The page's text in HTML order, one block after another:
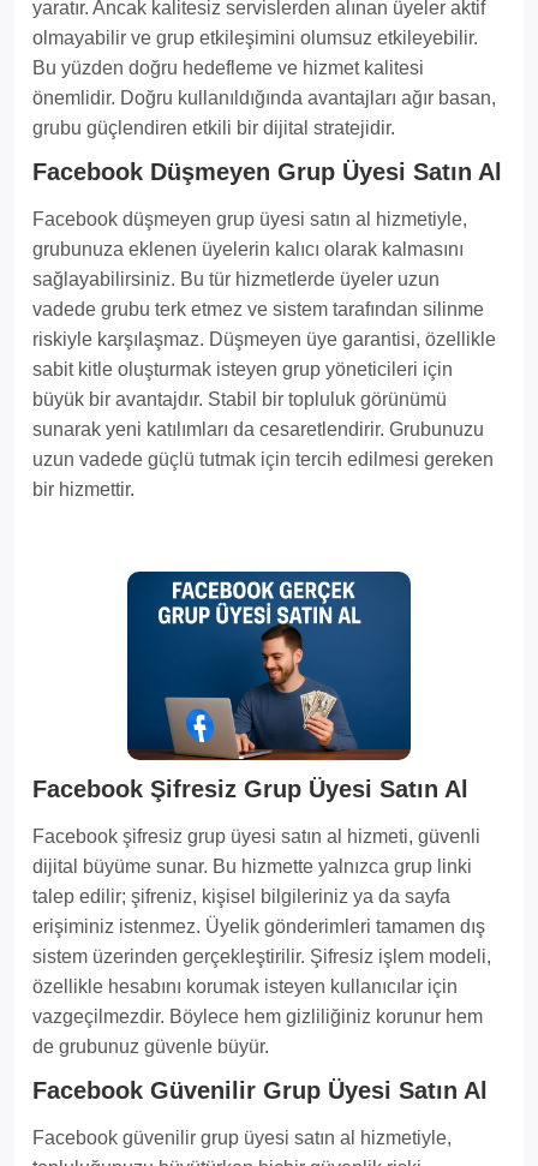
yaratır. Ancak kalitesiz servislerden alınan üyeler aktif
olmayabilir ve grup etkileşimini olumsuz etkileyebilir.
Bu yüzden doğru hedefleme ve hizmet kalitesi
önemlidir. Doğru kullanıldığında avantajları ağır basan,
grubu güçlendiren etkili bir dijital stratejidir.
Facebook Düşmeyen Grup Üyesi Satın Al
Facebook düşmeyen grup üyesi satın al hizmetiyle,
grubunuza eklenen üyelerin kalıcı olarak kalmasını
sağlayabilirsiniz. Bu tür hizmetlerde üyeler uzun
vadede grubu terk etmez ve sistem tarafından silinme
riskiyle karşılaşmaz. Düşmeyen üye garantisi, özellikle
sabit kitle oluşturmak isteyen grup yöneticileri için
büyük bir avantajdır. Stabil bir topluluk görünümü
sunarak yeni katılımları da cesaretlendirir. Grubunuzu
uzun vadede güçlü tutmak için tercih edilmesi gereken
bir hizmettir.
Facebook Şifresiz Grup Üyesi Satın Al
Facebook şifresiz grup üyesi satın al hizmeti, güvenli
dijital büyüme sunar. Bu hizmette yalnızca grup linki
talep edilir; şifreniz, kişisel bilgileriniz ya da sayfa
erişiminiz istenmez. Üyelik gönderimleri tamamen dış
sistem üzerinden gerçekleştirilir. Şifresiz işlem modeli,
özellikle hesabını korumak isteyen kullanıcılar için
vazgeçilmezdir. Böylece hem gizliliğiniz korunur hem
de grubunuz güvenle büyür.
Facebook Güvenilir Grup Üyesi Satın Al
Facebook güvenilir grup üyesi satın al hizmetiyle,